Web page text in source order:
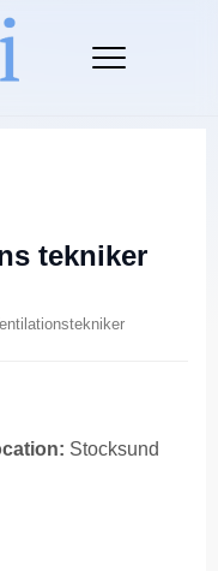
tekniker
Stocksund